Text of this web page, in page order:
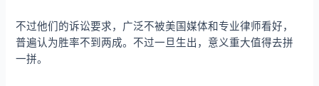
不过他们的诉讼要求，广泛不被美国媒体和专业律师看好，
普遍认为胜率不到两成。不过一旦生出，意义重大值得去拼
一拼。